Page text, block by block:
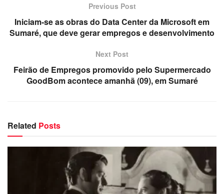
Previous Post
Iniciam-se as obras do Data Center da Microsoft em
Sumaré, que deve gerar empregos e desenvolvimento
Next Post
Feirão de Empregos promovido pelo Supermercado
GoodBom acontece amanhã (09), em Sumaré
Related Posts